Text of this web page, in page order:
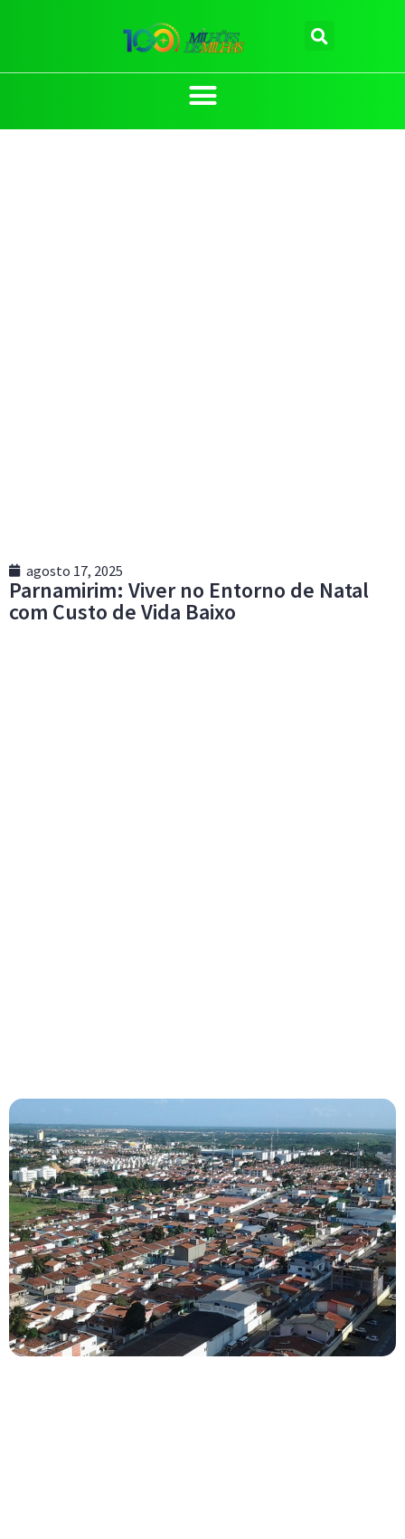
agosto 17, 2025
Parnamirim: Viver no Entorno de Natal
com Custo de Vida Baixo